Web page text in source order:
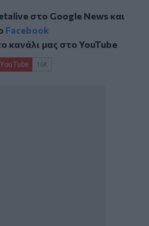
στο Google Newsκαι
Facebook
κανάλι μας στοYouTube